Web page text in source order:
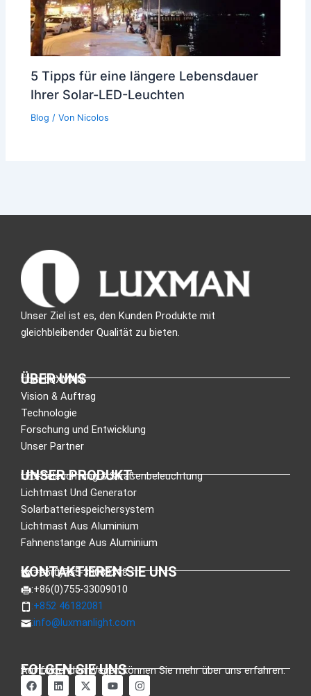
5 Tipps für eine längere Lebensdauer
Ihrer Solar-LED-Leuchten
Blog / Von Nicolos
Unser Ziel ist es, den Kunden Produkte mit
gleichbleibender Qualität zu bieten.
ÜBER UNS
Über LUXMAN
Vision & Auftrag
Technologie
Forschung und Entwicklung
Unser Partner
UNSER PRODUKT
LED-Beleuchtung & Straßenbeleuchtung
Lichtmast Und Generator
Solarbatteriespeichersystem
Lichtmast Aus Aluminium
Fahnenstange Aus Aluminium
KONTAKTIEREN SIE UNS
:+86(0)755-33089318
:+86(0)755-33009010
:+852 46182081
:info@luxmanlight.com
FOLGEN SIE UNS
Auf folgenden Wegen können Sie mehr über uns erfahren.
a
u
L
i
X
-
Y
o
I
n